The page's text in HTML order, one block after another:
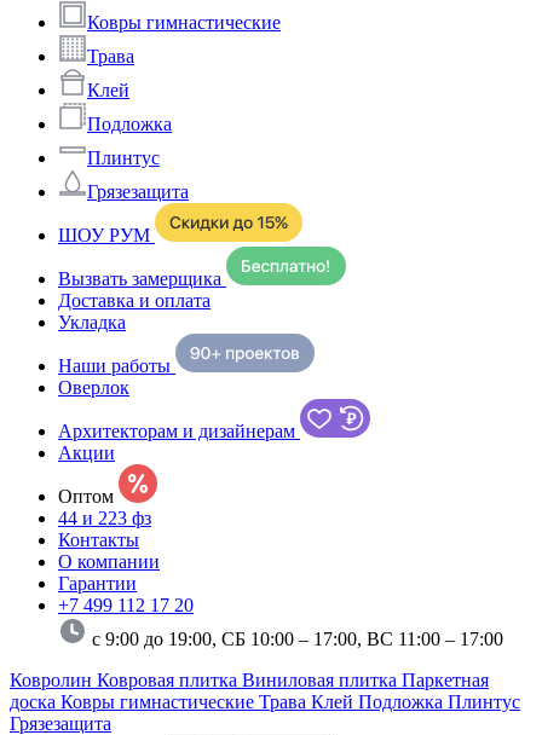
Ковры гимнастические
Трава
Клей
Подложка
Плинтус
Грязезащита
ШОУ РУМ
Вызвать замерщика
Доставка и оплата
Укладка
Наши работы
Оверлок
Архитекторам и дизайнерам
Акции
Оптом
44 и 223 фз
Контакты
О компании
Гарантии
+7 499 112 17 20
с 9:00 до 19:00, СБ 10:00 – 17:00, ВС 11:00 – 17:00
Ковролин Ковровая плитка Виниловая плитка Паркетная
доска Ковры гимнастические Трава Клей Подложка Плинтус
Грязезащита